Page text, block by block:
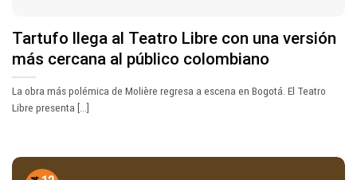
Tartufo llega al Teatro Libre con una versión
más cercana al público colombiano
La obra más polémica de Molière regresa a escena en Bogotá. El Teatro
Libre presenta [...]